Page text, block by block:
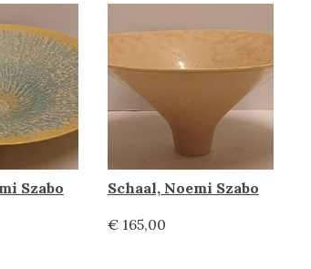
Szabo
Schaal, Noemi Szabo
€ 165,00